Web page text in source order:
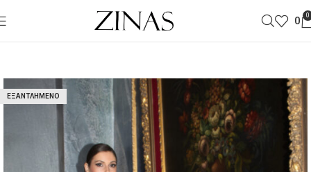
0 0
ΕΞΑΝΤΛΗΜΈΝΟ